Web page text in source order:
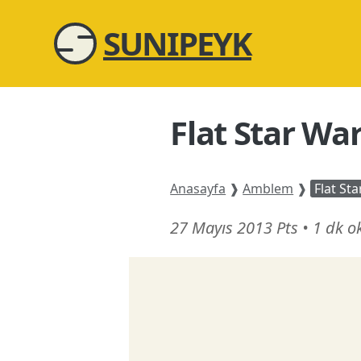
SUNIPEYK
Flat Star
Anasayfa ❱ Amblem ❱ Flat
27 Mayıs 2013 Pts 21
• 1 dk